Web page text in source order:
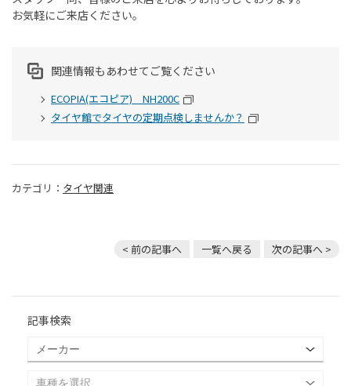
お気軽にご来店ください。
関連情報もあわせてご覧ください
ECOPIA(エコピア) NH200C
タイヤ館でタイヤの定期点検しませんか？
カテゴリ： タイヤ関連
< 前の記事へ 一覧へ戻る 次の記事へ >
記事検索